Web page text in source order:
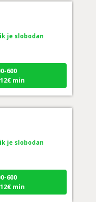
je slobodan
600
min
je slobodan
600
min